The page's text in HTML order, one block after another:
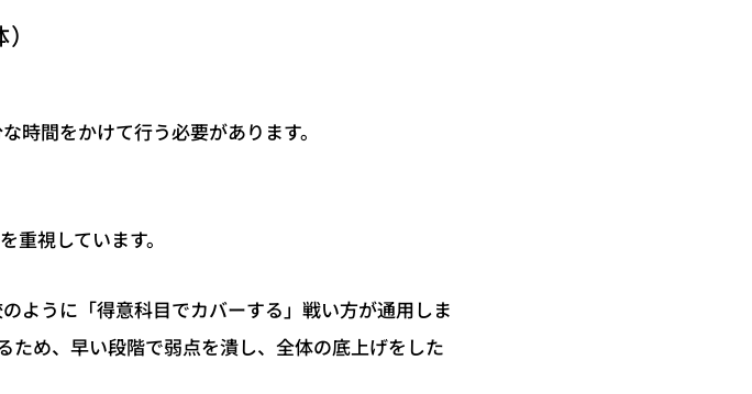
時間をかけて行う必要があります。
重視しています。
ように「得意科目でカバーする」戦い方が通用しま
め、早い段階で弱点を潰し、全体の底上げをした